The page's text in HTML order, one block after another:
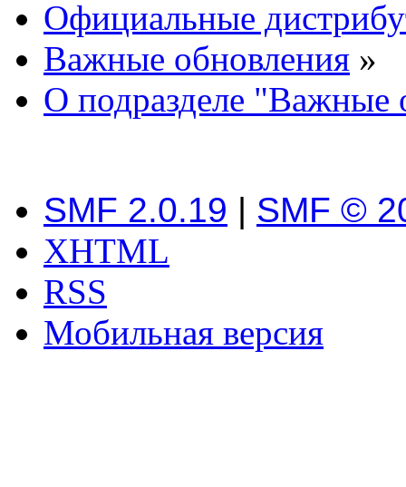
Официальные
Важные обновления »
О подразделе "Важные
SMF 2.0.19 | SMF ©
XHTML
RSS
Мобильная версия